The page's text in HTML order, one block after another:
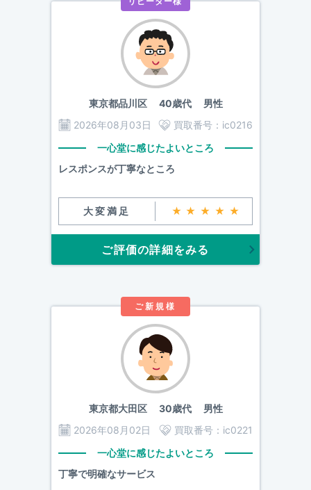
東京都品川区40歳代 男性
2026年08月03日
買取番号： ic0216
一心堂に感じたよいところ
レスポンスが丁寧なところ
大変満足 ★★★★★
ご評価の詳細をみる
ご新規様
東京都大田区30歳代 男性
2026年08月02日
買取番号： ic0221
一心堂に感じたよいところ
丁寧で明確なサービス